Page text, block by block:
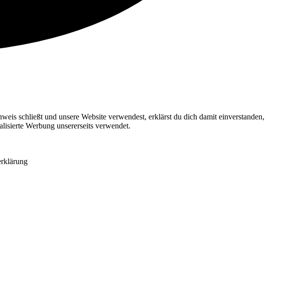
schließt und unsere Website verwendest, erklärst du dich damit einverstanden,
Werbung unsererseits verwendet.